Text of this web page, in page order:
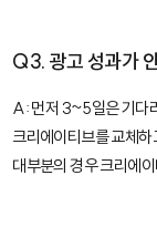
Q3. 광고 성과가
A: 먼저 3~5일은 기다
크리에이티브를 교체
대부분의 경우 크리에